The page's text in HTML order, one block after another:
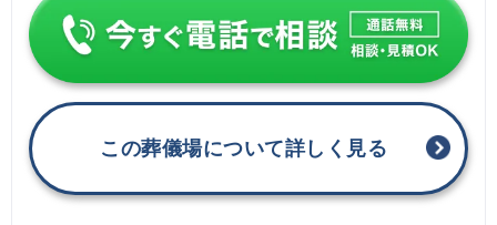
この葬儀場について詳しく見る